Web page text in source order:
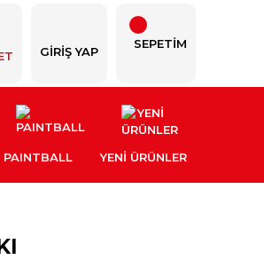
GIRIŞ YAP
SEPETİM
PAINTBALL YENI ÜRÜNLER